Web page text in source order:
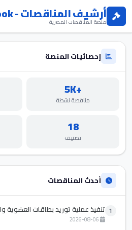
أرشيف المناقصات - BidBook
منصة المناقصات المصرية
إحصائيات المنصة
+5K
مناقصة نشطة
18
تصنيف
أحدث المناقصات
1 تنفيذ عملية توريد بطاقات العضوية